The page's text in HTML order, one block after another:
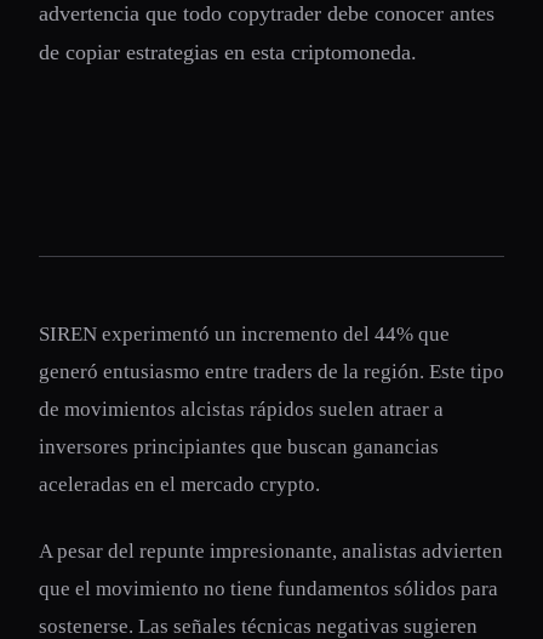
advertencia que todo copytrader debe conocer antes
de copiar estrategias en esta criptomoneda.
SIREN experimentó un incremento del 44% que
generó entusiasmo entre traders de la región. Este tipo
de movimientos alcistas rápidos suelen atraer a
inversores principiantes que buscan ganancias
aceleradas en el mercado crypto.
A pesar del repunte impresionante, analistas advierten
que el movimiento no tiene fundamentos sólidos para
sostenerse. Las señales técnicas negativas sugieren